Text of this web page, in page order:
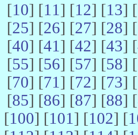
[10] [11] [12] [13] [
[25] [26] [27] [28] [
[40] [41] [42] [43] [
[55] [56] [57] [58] [
[70] [71] [72] [73] [
[85] [86] [87] [88] [
[100] [101] [102] [